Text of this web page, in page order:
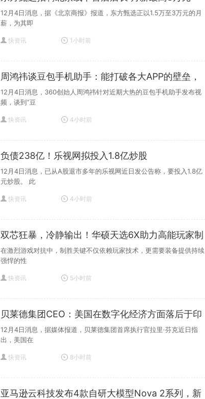
12月4日消息，据《北京商报》报道，东方甄选正以1.5万至3万元的月
薪，为其即
快资讯 1小时前
周鸿祎谈豆包手机助手：能打破各大APP的壁垒，
还是会
12月4日消息，360创始人周鸿祎针对近期大热的豆包手机助手发布视
频，谈到“豆
快资讯 4小时前
负债238亿！乐视网拟投入1.8亿炒股
12月4日消息，已从A股退市多年的乐视网近日发公告称，要投入1.8亿
元炒股。 此
快资讯 4小时前
双芯狂暴，冷静输出！华硕天选6X助力高能玩家制
霸游
在激烈游戏对抗中，制胜关键不仅依赖玩家技术，更需要装备提供持续
强悍的性
快资讯 5小时前
贝莱德集团CEO：美国在数字化经济方面落后于印
度和巴
12月4日消息，据媒体报道，贝莱德集团首席执行官拉里·芬克近日指
出，美国在
快资讯 8小时前
亚马逊云科技发布4款自研大模型Nova 2系列，新